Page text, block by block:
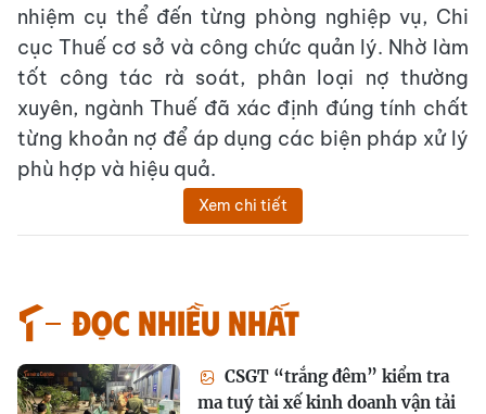
nhiệm cụ thể đến từng phòng nghiệp vụ, Chi
cục Thuế cơ sở và công chức quản lý. Nhờ làm
tốt công tác rà soát, phân loại nợ thường
xuyên, ngành Thuế đã xác định đúng tính chất
từng khoản nợ để áp dụng các biện pháp xử lý
phù hợp và hiệu quả.
Xem chi tiết
Đọc nhiều nhất
CSGT “trắng đêm” kiểm tra
ma tuý tài xế kinh doanh vận tải